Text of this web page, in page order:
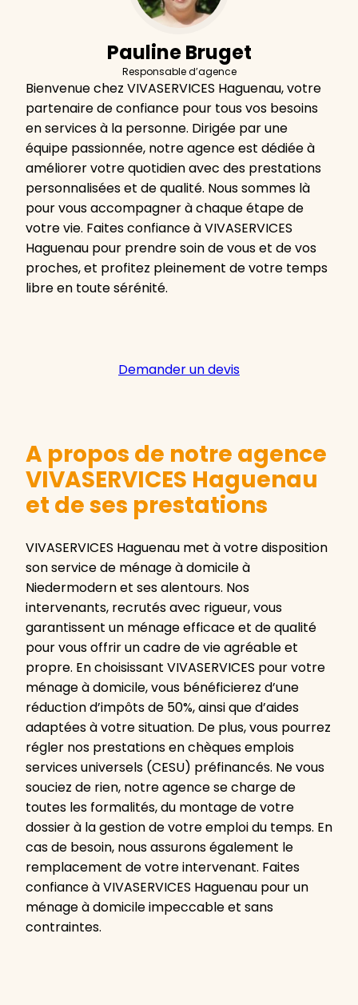
Pauline Bruget
Responsable d’agence
Bienvenue chez VIVASERVICES Haguenau, votre
partenaire de confiance pour tous vos besoins
en services à la personne. Dirigée par une
équipe passionnée, notre agence est dédiée à
améliorer votre quotidien avec des prestations
personnalisées et de qualité. Nous sommes là
pour vous accompagner à chaque étape de
votre vie. Faites confiance à VIVASERVICES
Haguenau pour prendre soin de vous et de vos
proches, et profitez pleinement de votre temps
libre en toute sérénité.
Demander un devis
A propos de notre agence
VIVASERVICES Haguenau
et de ses prestations
VIVASERVICES Haguenau met à votre disposition
son service de ménage à domicile à
Niedermodern et ses alentours. Nos
intervenants, recrutés avec rigueur, vous
garantissent un ménage efficace et de qualité
pour vous offrir un cadre de vie agréable et
propre. En choisissant VIVASERVICES pour votre
ménage à domicile, vous bénéficierez d’une
réduction d’impôts de 50%, ainsi que d’aides
adaptées à votre situation. De plus, vous pourrez
régler nos prestations en chèques emplois
services universels (CESU) préfinancés. Ne vous
souciez de rien, notre agence se charge de
toutes les formalités, du montage de votre
dossier à la gestion de votre emploi du temps. En
cas de besoin, nous assurons également le
remplacement de votre intervenant. Faites
confiance à VIVASERVICES Haguenau pour un
ménage à domicile impeccable et sans
contraintes.